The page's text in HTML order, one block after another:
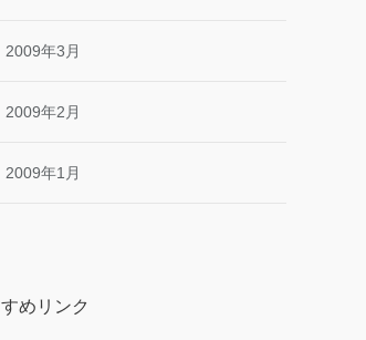
2009年3月
2009年2月
2009年1月
めリンク